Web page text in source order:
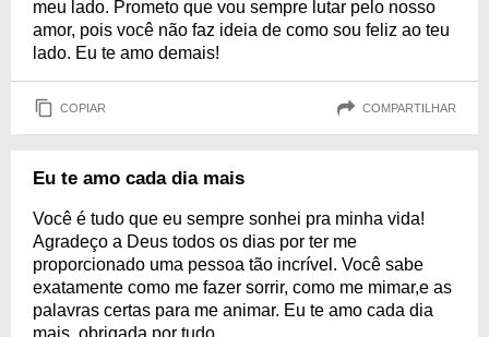
meu lado. Prometo que vou sempre lutar pelo nosso
amor, pois você não faz ideia de como sou feliz ao teu
lado. Eu te amo demais!
COPIAR COMPARTILHAR
Eu te amo cada dia mais
Você é tudo que eu sempre sonhei pra minha vida!
Agradeço a Deus todos os dias por ter me
proporcionado uma pessoa tão incrível. Você sabe
exatamente como me fazer sorrir, como me mimar,e as
palavras certas para me animar. Eu te amo cada dia
mais, obrigada por tudo.